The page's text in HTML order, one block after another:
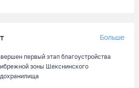
Больше
первый этап благоустройства
зоны Шекснинского